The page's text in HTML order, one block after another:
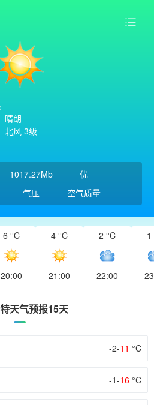
晴朗
北风 3级
1017.27Mb
气压
优
空气质量
6 °C
20:00
4 °C
21:00
2 °C
22:00
1
天气预报15天
-2-11 °C
-1-16 °C